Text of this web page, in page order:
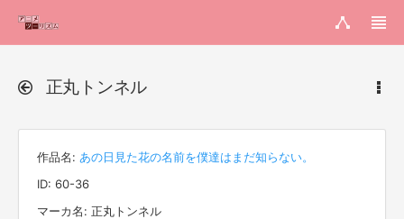
正丸トンネル
作品名: あの日見た花の名前を僕達はまだ知らない。
ID: 60-36
マーカ名: 正丸トンネル